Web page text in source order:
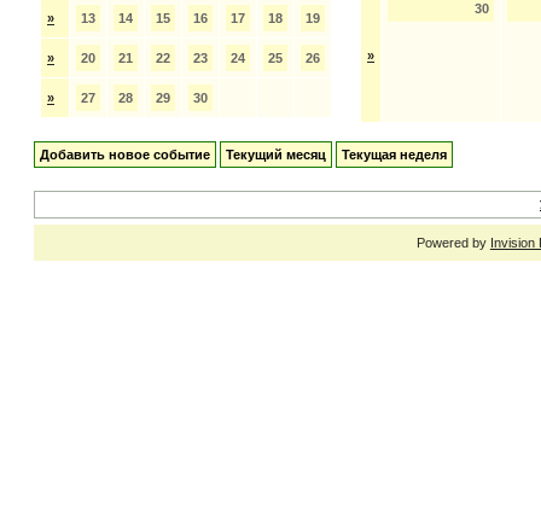
» 13 14 15 16 17 18 19
» 20 21 22 23 24 25 26
» 27 28 29 30
»
30
Добавить новое событие Текущий месяц Текущая неделя
Powered by Invision